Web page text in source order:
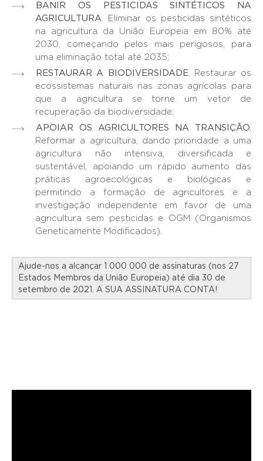
BANIR OS PESTICIDAS SINTÉTICOS NA
AGRICULTURA. Eliminar os pesticidas sintéticos
na agricultura da União Europeia em 80% até
2030, começando pelos mais perigosos, para
uma eliminação total até 2035;
RESTAURAR A BIODIVERSIDADE. Restaurar os
ecossistemas naturais nas zonas agrícolas para
que a agricultura se torne um vetor de
recuperação da biodiversidade;
APOIAR OS AGRICULTORES NA TRANSIÇÃO.
Reformar a agricultura, dando prioridade a uma
agricultura não intensiva, diversificada e
sustentável, apoiando um rápido aumento das
práticas agroecológicas e biológicas e
permitindo a formação de agricultores e a
investigação independente em favor de uma
agricultura sem pesticidas e OGM (Organismos
Geneticamente Modificados).
Ajude-nos a alcançar 1 000 000 de assinaturas (nos 27
Estados Membros da União Europeia) até dia 30 de
setembro de 2021. A SUA ASSINATURA CONTA!